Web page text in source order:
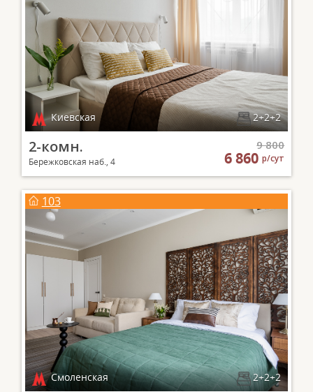
Киевская 2+2+2
2-комн.
Бережковская наб., 4
9 800
6 860р/сут
103
Смоленская 2+2+2